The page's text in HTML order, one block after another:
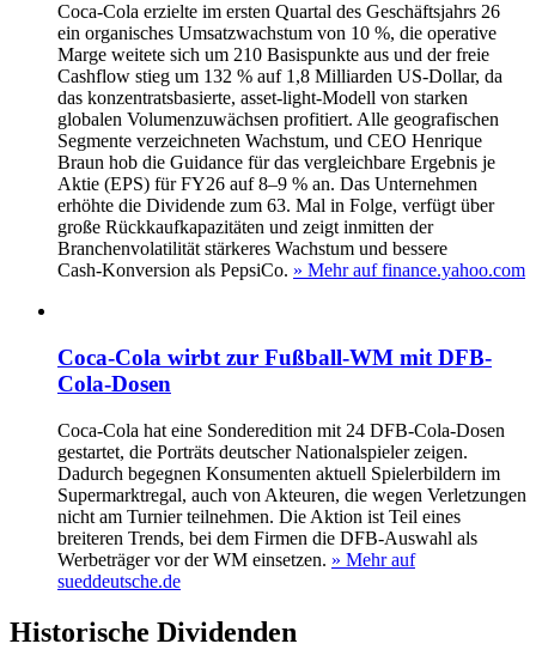
Coca‑Cola erzielte im ersten Quartal des Geschäftsjahrs 26
ein organisches Umsatzwachstum von 10 %, die operative
Marge weitete sich um 210 Basispunkte aus und der freie
Cashflow stieg um 132 % auf 1,8 Milliarden US‑Dollar, da
das konzentratsbasierte, asset‑light‑Modell von starken
globalen Volumenzuwächsen profitiert. Alle geografischen
Segmente verzeichneten Wachstum, und CEO Henrique
Braun hob die Guidance für das vergleichbare Ergebnis je
Aktie (EPS) für FY26 auf 8–9 % an. Das Unternehmen
erhöhte die Dividende zum 63. Mal in Folge, verfügt über
große Rückkaufkapazitäten und zeigt inmitten der
Branchenvolatilität stärkeres Wachstum und bessere
Cash‑Konversion als PepsiCo. » Mehr auf finance.yahoo.com
Coca-Cola wirbt zur Fußball-WM mit DFB-
Cola-Dosen
Coca-Cola hat eine Sonderedition mit 24 DFB-Cola-Dosen
gestartet, die Porträts deutscher Nationalspieler zeigen.
Dadurch begegnen Konsumenten aktuell Spielerbildern im
Supermarktregal, auch von Akteuren, die wegen Verletzungen
nicht am Turnier teilnehmen. Die Aktion ist Teil eines
breiteren Trends, bei dem Firmen die DFB-Auswahl als
Werbeträger vor der WM einsetzen. » Mehr auf
sueddeutsche.de
Historische Dividenden